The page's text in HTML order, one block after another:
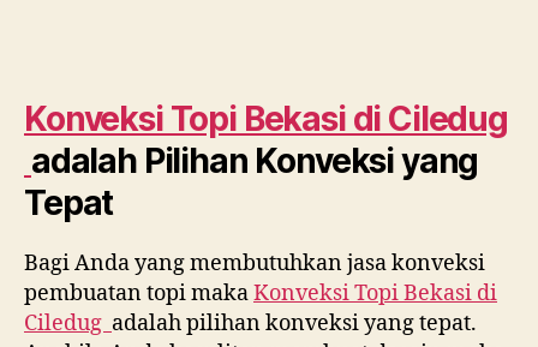
Konveksi Topi Bekasi di Ciledug
adalah Pilihan Konveksi yang
Tepat
Bagi Anda yang membutuhkan jasa konveksi
pembuatan topi makaKonveksi Topi Bekasi di
Ciledug adalah pilihan konveksi yang tepat.